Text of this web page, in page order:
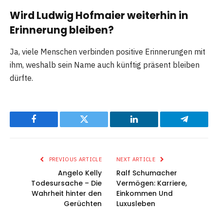
Wird Ludwig Hofmaier weiterhin in
Erinnerung bleiben?
Ja, viele Menschen verbinden positive Erinnerungen mit
ihm, weshalb sein Name auch künftig präsent bleiben
dürfte.
Facebook Twitter LinkedIn Telegram
PREVIOUS ARTICLE
Angelo Kelly
Todesursache – Die
Wahrheit hinter den
Gerüchten
NEXT ARTICLE
Ralf Schumacher
Vermögen: Karriere,
Einkommen Und
Luxusleben